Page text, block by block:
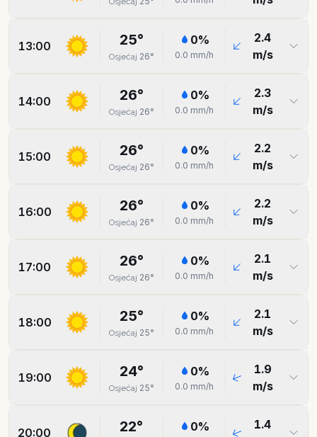
13:00 25°
Osjećaj 26°
0%
0.0 mm/h
2.4
m/s
14:00 26°
Osjećaj 26°
0%
0.0 mm/h
2.3
m/s
15:00 26°
Osjećaj 26°
0%
0.0 mm/h
2.2
m/s
16:00 26°
Osjećaj 26°
0%
0.0 mm/h
2.2
m/s
17:00 26°
Osjećaj 26°
0%
0.0 mm/h
2.1
m/s
18:00 25°
Osjećaj 25°
0%
0.0 mm/h
2.1
m/s
19:00 24°
Osjećaj 25°
0%
0.0 mm/h
1.9
m/s
20:00 22° 0%
1.4